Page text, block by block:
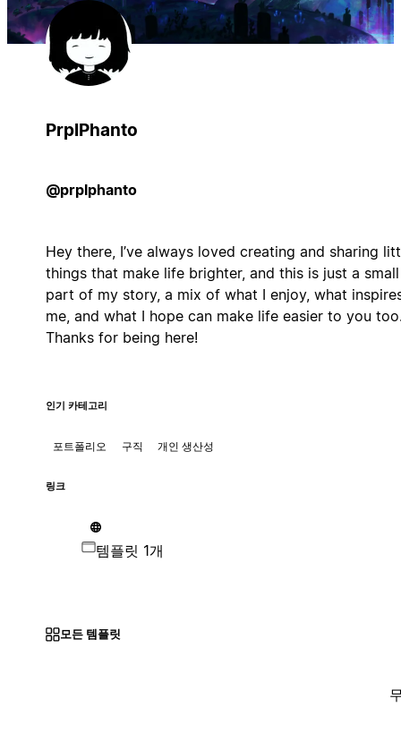
PrplPhanto
@prplphanto
Hey there, I’ve always loved creating and sharing
things that make life brighter, and this is just a small
part of my story, a mix of what I enjoy, what
me, and what I hope can make life easier to you
Thanks for being here!
인기 카테고리
포트폴리오 구직 개인 생산성
링크
템플릿 1개
모든 템플릿